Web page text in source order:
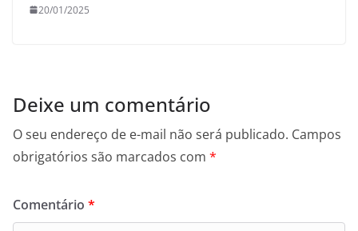
20/01/2025
Deixe um comentário
O seu endereço de e-mail não será publicado. Campos
obrigatórios são marcados com *
Comentário *